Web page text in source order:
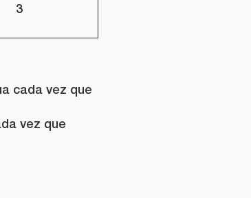
3
cada vez que
vez que